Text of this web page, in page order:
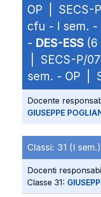
OP | SECS-
cfu - I sem. -
- DES-ESS (6
| SECS-P/
sem. - OP |
Docente
GIUSEPPE
Classi: 31 (I sem.)
Docenti
Classe 31: